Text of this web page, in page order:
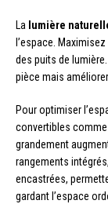
La lumière
l’espace.
des puits de
pièce mais
Pour optimiser
convertibles
grandement
rangements
encastrées,
gardant l’espace